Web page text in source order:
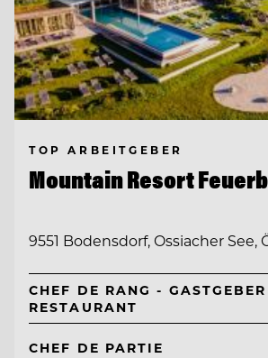
TOP ARBEITGEBER
Mountain Resort
9551 Bodensdorf, Ossiacher See,
CHEF DE RANG -
RESTAURANT
CHEF DE PARTIE